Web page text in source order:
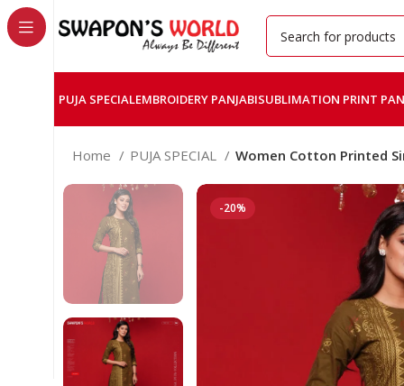
PUJA SPECIALEMBROIDERY PANJABISUBLIMATION PRINT
Home PUJA SPECIAL Women Cotton Printed
-20%